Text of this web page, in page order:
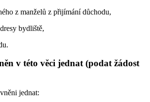
z manželů z přijímání důchodu,
bydliště,
v této věci jednat (podat žádost
jednat: